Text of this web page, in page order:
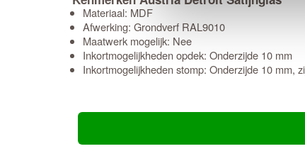
Materiaal: MDF
Afwerking: Grondverf RAL9010
Maatwerk mogelijk: Nee
Inkortmogelijkheden opdek: Onderzijde 10 mm
Inkortmogelijkheden stomp: Onderzijde 10 mm,